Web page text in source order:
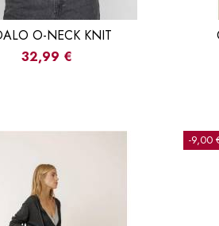
O-NECK KNIT
32,99 €
-9,00